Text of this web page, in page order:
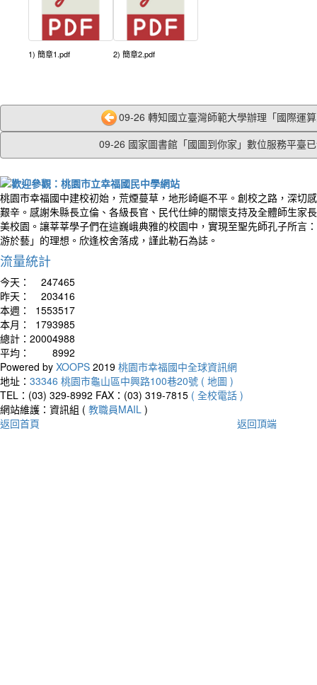
1) 簡章1.pdf 2) 簡章2.pdf
09-26 轉知國立臺灣師範大學辦理「國際運
09-26 國家圖書館「國圖到你家」數位服務平臺
桃園市幸福國中建校初始，荒煙蔓草，地形崎嶇不平。創校之路，深切
艱辛。感謝朱縣長立倫、各級長官、民代仕紳的關懷支持及全體師生家
美校園。讓莘莘學子們在這巍峨典雅的校園中，實現至聖先師孔子所言
游於藝」的理想。欣逢校舍落成，謹此勒石為誌。
流量統計
今天：
247465
昨天：
203416
本週：
1553517
本月：
1793985
總計： 20004988
平均：
8992
Powered by XOOPS 2019 桃園市幸福國中全球資訊網
地址： 33346 桃園市龜山區中興路100巷20號 ( 地圖 )
TEL：(03) 329-8992 FAX：(03) 319-7815 ( 全校電話 )
網站維護：資訊組 ( 教職員MAIL )
返回首頁
返回頂端